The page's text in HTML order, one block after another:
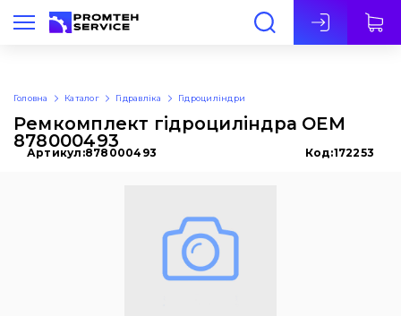
Укр
Головна Каталог Гідравліка Гідроциліндри
Ремкомплект гідроциліндра OEM
878000493
Артикул:878000493 Код:172253